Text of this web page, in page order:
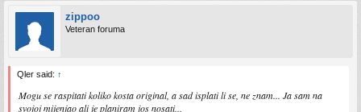
zippoo
Veteran foruma
Qler said: ↑
Mogu se raspitati koliko kosta original, a sad isplati li se, ne znam... Ja sam na
svojoj mijenjao ali je planiram jos nosati...